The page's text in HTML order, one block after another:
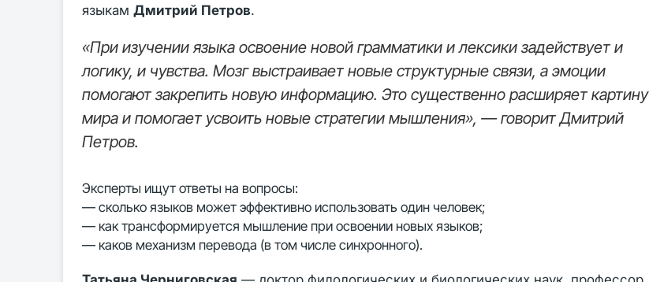
языкам Дмитрий Петров.
«При изучении языка освоение новой грамматики и лексики задействует и
логику, и чувства. Мозг выстраивает новые структурные связи, а эмоции
помогают закрепить новую информацию. Это существенно расширяет картину
мира и помогает усвоить новые стратегии мышления», — говорит Дмитрий
Петров.
Эксперты ищут ответы на вопросы:
— сколько языков может эффективно использовать один человек;
— как трансформируется мышление при освоении новых языков;
— каков механизм перевода (в том числе синхронного).